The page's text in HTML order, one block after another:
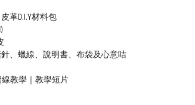
革D.I.Y材料包
、蠟線、說明書、布袋及心意咭
線教學｜教學短片